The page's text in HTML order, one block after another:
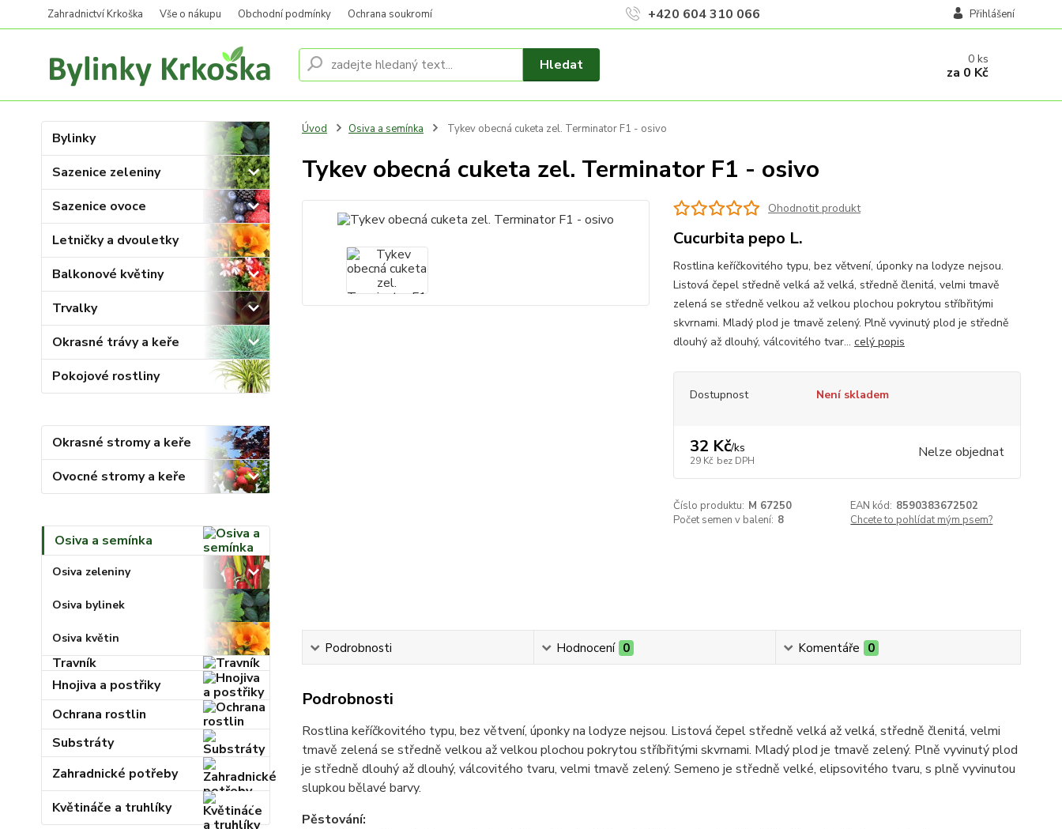
Zahradnictví Krkoška Vše o nákupu Obchodní podmínky Ochrana soukromí Přihlášení
Hledat
+420 604 310 066
0ks
za 0 Kč
Bylinky
Sazenice zeleniny
Sazenice ovoce
Letničky a dvouletky
Balkonové květiny
Trvalky
Okrasné trávy a keře
Pokojové rostliny
Okrasné stromy a keře
Ovocné stromy a keře
Osiva a semínka
Osiva zeleniny
Osiva bylinek
Osiva květin
Travník
Hnojiva a postřiky
Ochrana rostlin
Substráty
Zahradnické potřeby
Květináče a truhlíky
Úvod Osiva a semínka Tykev obecná cuketa zel. Terminator F1 - osivo
Tykev obecná cuketa zel. Terminator F1 - osivo
Ohodnotit produkt
Cucurbita pepo L.
Rostlina keříčkovitého typu, bez větvení, úponky na lodyze nejsou.
Listová čepel středně velká až velká, středně členitá, velmi tmavě
zelená se středně velkou až velkou plochou pokrytou stříbřitými
skvrnami. Mladý plod je tmavě zelený. Plně vyvinutý plod je středně
dlouhý až dlouhý, válcovitého tvar... celý popis
Dostupnost Není skladem
32 Kč/ks
29 Kč bez DPH Nelze objednat
Číslo produktu: M 67250 EAN kód: 8590383672502
Počet semen v balení: 8 Chcete to pohlídat mým psem?
Podrobnosti Hodnocení 0 Komentáře 0
Podrobnosti
Rostlina keříčkovitého typu, bez větvení, úponky na lodyze nejsou. Listová čepel středně velká až velká, středně členitá, velmi
tmavě zelená se středně velkou až velkou plochou pokrytou stříbřitými skvrnami. Mladý plod je tmavě zelený. Plně vyvinutý plod
je středně dlouhý až dlouhý, válcovitého tvaru, velmi tmavě zelený. Semeno je středně velké, elipsovitého tvaru, s plně vyvinutou
slupkou bělavé barvy.
Pěstování: